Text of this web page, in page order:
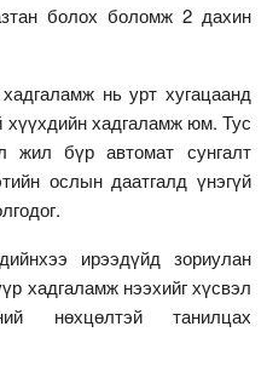
болох боломж 2 дахин
нь урт хугацаанд
хүүхдийн хадгаламж юм. Тус
жил бүр автомат сунгалт
ослын даатгалд үнэгүй
ирээдүйд зориулан
хадгаламж нээхийг хүсвэл
нөхцөлтэй танилцах